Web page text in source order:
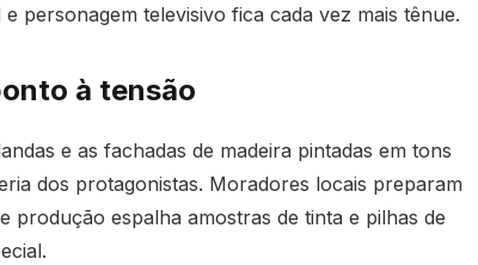
personagem televisivo fica cada vez mais tênue.
à tensão
e as fachadas de madeira pintadas em tons
dos protagonistas. Moradores locais preparam
produção espalha amostras de tinta e pilhas de